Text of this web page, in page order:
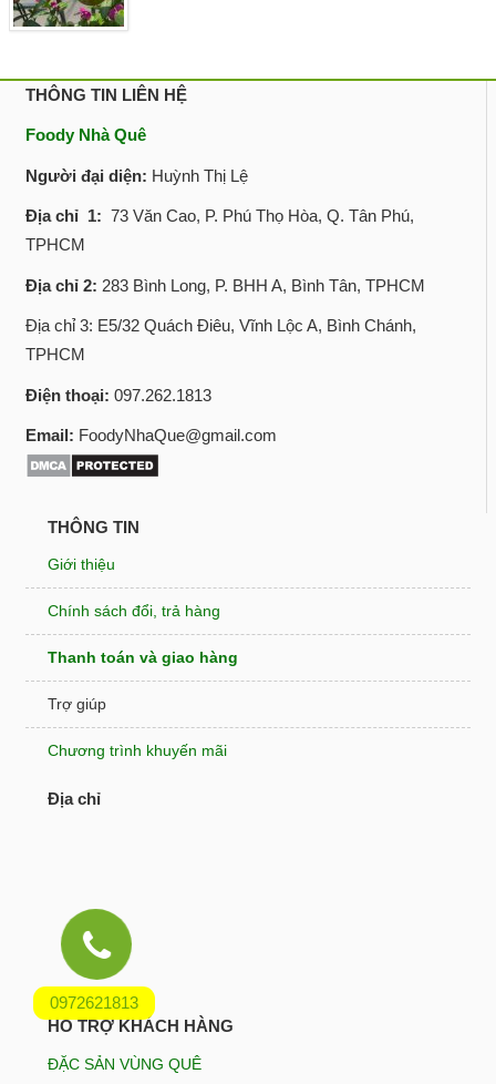
0972621813
THÔNG TIN LIÊN HỆ
Foody Nhà Quê
Người đại diện: Huỳnh Thị Lệ
Địa chỉ 1: 73 Văn Cao, P. Phú Thọ Hòa, Q. Tân Phú,
TPHCM
Địa chỉ 2: 283 Bình Long, P. BHH A, Bình Tân, TPHCM
Địa chỉ 3: E5/32 Quách Điêu, Vĩnh Lộc A, Bình Chánh,
TPHCM
Điện thoại: 097.262.1813
Email: FoodyNhaQue@gmail.com
THÔNG TIN
Giới thiệu
Chính sách đổi, trả hàng
Thanh toán và giao hàng
Trợ giúp
Chương trình khuyến mãi
Địa chỉ
HỖ TRỢ KHÁCH HÀNG
ĐẶC SẢN VÙNG QUÊ